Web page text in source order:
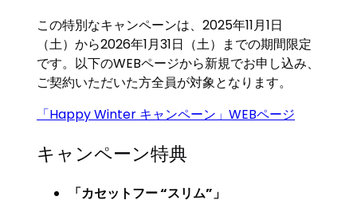
この特別なキャンペーンは、2025年11月1日
（土）から2026年1月31日（土）までの期間限定
です。以下のWEBページから新規でお申し込み、
ご契約いただいた方全員が対象となります。
「Happy Winter キャンペーン」WEBページ
キャンペーン特典
「カセットフー “スリム”」